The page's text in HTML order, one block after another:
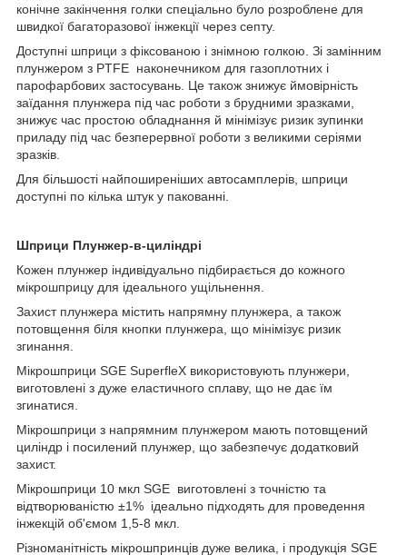
конічне закінчення голки спеціально було розроблене для
швидкої багаторазової інжекції через септу.
Доступні шприци з фіксованою і знімною голкою. Зі замінним
плунжером з PTFE наконечником для газоплотних і
парофарбових застосувань. Це також знижує ймовірність
заїдання плунжера під час роботи з брудними зразками,
знижує час простою обладнання й мінімізує ризик зупинки
приладу під час безперервної роботи з великими серіями
зразків.
Для більшості найпоширеніших автосамплерів, шприци
доступні по кілька штук у пакованні.
Шприци Плунжер-в-циліндрі
Кожен плунжер індивідуально підбирається до кожного
мікрошприцу для ідеального ущільнення.
Захист плунжера містить напрямну плунжера, а також
потовщення біля кнопки плунжера, що мінімізує ризик
згинання.
Мікрошприци SGE SuperfleX використовують плунжери,
виготовлені з дуже еластичного сплаву, що не дає їм
згинатися.
Мікрошприци з напрямним плунжером мають потовщений
циліндр і посилений плунжер, що забезпечує додатковий
захист.
Мікрошприци 10 мкл SGE виготовлені з точністю та
відтворюваністю ±1% ідеально підходять для проведення
інжекцій об'ємом 1,5-8 мкл.
Різноманітність мікрошпринців дуже велика, і продукція SGE